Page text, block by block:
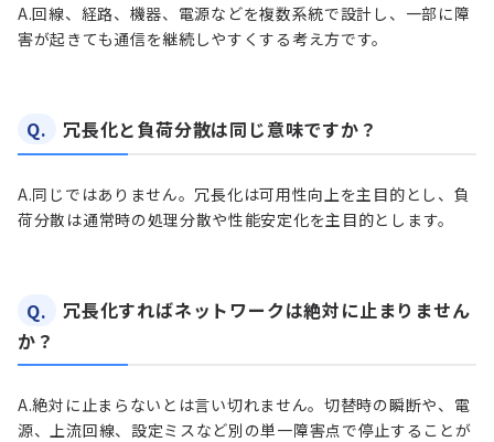
A.回線、経路、機器、電源などを複数系統で設計し、一部に障
害が起きても通信を継続しやすくする考え方です。
Q. 冗長化と負荷分散は同じ意味ですか？
A.同じではありません。冗長化は可用性向上を主目的とし、負
荷分散は通常時の処理分散や性能安定化を主目的とします。
Q.
冗長化すればネットワークは絶対に止まりません
か？
A.絶対に止まらないとは言い切れません。切替時の瞬断や、電
源、上流回線、設定ミスなど別の単一障害点で停止することが